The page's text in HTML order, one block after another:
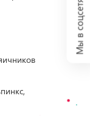
Мы в соцсетях: